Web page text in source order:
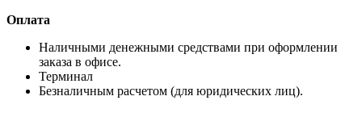
Оплата
Наличными денежными средствами при оформлении
заказа в офисе.
Терминал
Безналичным расчетом (для юридических лиц).